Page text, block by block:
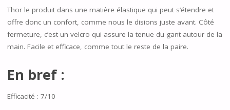
Thor le produit dans une matière élastique qui peut s’étendre et
offre donc un confort, comme nous le disions juste avant. Côté
fermeture, c’est un velcro qui assure la tenue du gant autour de la
main. Facile et efficace, comme tout le reste de la paire.
En bref :
Efficacité : 7/10